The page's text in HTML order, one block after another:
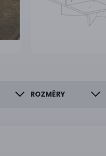
ROZMĚRY